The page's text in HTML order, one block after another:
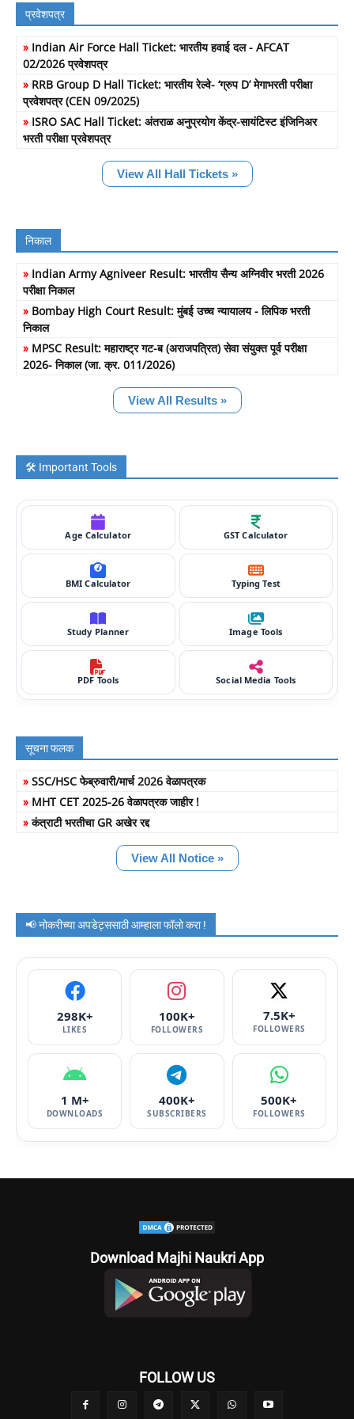
प्रवेशपत्र
» Indian Air Force Hall Ticket: भारतीय हवाई दल - AFCAT
02/2026 प्रवेशपत्र
» RRB Group D Hall Ticket: भारतीय रेल्वे- ‘ग्रुप D’ मेगाभरती परीक्षा
प्रवेशपत्र (CEN 09/2025)
» ISRO SAC Hall Ticket: अंतराळ अनुप्रयोग केंद्र-सायंटिस्ट इंजिनिअर
भरती परीक्षा प्रवेशपत्र
View All Hall Tickets »
निकाल
» Indian Army Agniveer Result: भारतीय सैन्य अग्निवीर भरती 2026
परीक्षा निकाल
» Bombay High Court Result: मुंबई उच्च न्यायालय - लिपिक भरती
निकाल
» MPSC Result: महाराष्ट्र गट-ब (अराजपत्रित) सेवा संयुक्त पूर्व परीक्षा
2026- निकाल (जा. क्र. 011/2026)
View All Results »
🛠️ Important Tools
Age Calculator GST Calculator
BMI Calculator Typing Test
Study Planner Image Tools
PDF Tools Social Media Tools
सूचना फलक
» SSC/HSC फेब्रुवारी/मार्च 2026 वेळापत्रक
» MHT CET 2025-26 वेळापत्रक जाहीर !
»कंत्राटी भरतीचा GR अखेर रद्द
View All Notice »
📢 नोकरीच्या अपडेट्ससाठी आम्हाला फॉलो करा !
298K+
LIKES
100K+
FOLLOWERS
7.5K+
FOLLOWERS
1 M+
DOWNLOADS
400K+
SUBSCRIBERS
500K+
FOLLOWERS
Download Majhi Naukri App
FOLLOW US